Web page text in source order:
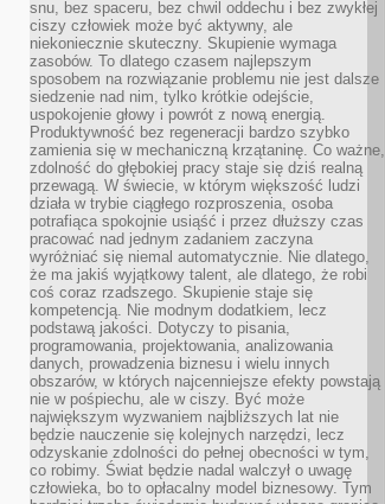
snu, bez spaceru, bez chwil oddechu i bez zwykłej
ciszy człowiek może być aktywny, ale
niekoniecznie skuteczny. Skupienie wymaga
zasobów. To dlatego czasem najlepszym
sposobem na rozwiązanie problemu nie jest dalsze
siedzenie nad nim, tylko krótkie odejście,
uspokojenie głowy i powrót z nową energią.
Produktywność bez regeneracji bardzo szybko
zamienia się w mechaniczną krzątaninę. Co ważne,
zdolność do głębokiej pracy staje się dziś realną
przewagą. W świecie, w którym większość ludzi
działa w trybie ciągłego rozproszenia, osoba
potrafiąca spokojnie usiąść i przez dłuższy czas
pracować nad jednym zadaniem zaczyna
wyróżniać się niemal automatycznie. Nie dlatego,
że ma jakiś wyjątkowy talent, ale dlatego, że robi
coś coraz rzadszego. Skupienie staje się
kompetencją. Nie modnym dodatkiem, lecz
podstawą jakości. Dotyczy to pisania,
programowania, projektowania, analizowania
danych, prowadzenia biznesu i wielu innych
obszarów, w których najcenniejsze efekty powstają
nie w pośpiechu, ale w ciszy. Być może
największym wyzwaniem najbliższych lat nie
będzie nauczenie się kolejnych narzędzi, lecz
odzyskanie zdolności do pełnej obecności w tym,
co robimy. Świat będzie nadal walczył o uwagę
człowieka, bo to opłacalny model biznesowy. Tym